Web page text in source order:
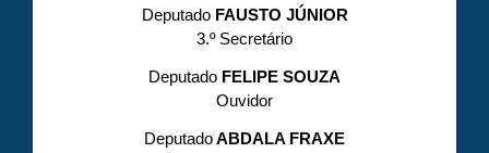
DeputadoFAUSTO JÚNIOR
3.º Secretário
Deputado FELIPE SOUZA
Ouvidor
DeputadoABDALA FRAXE